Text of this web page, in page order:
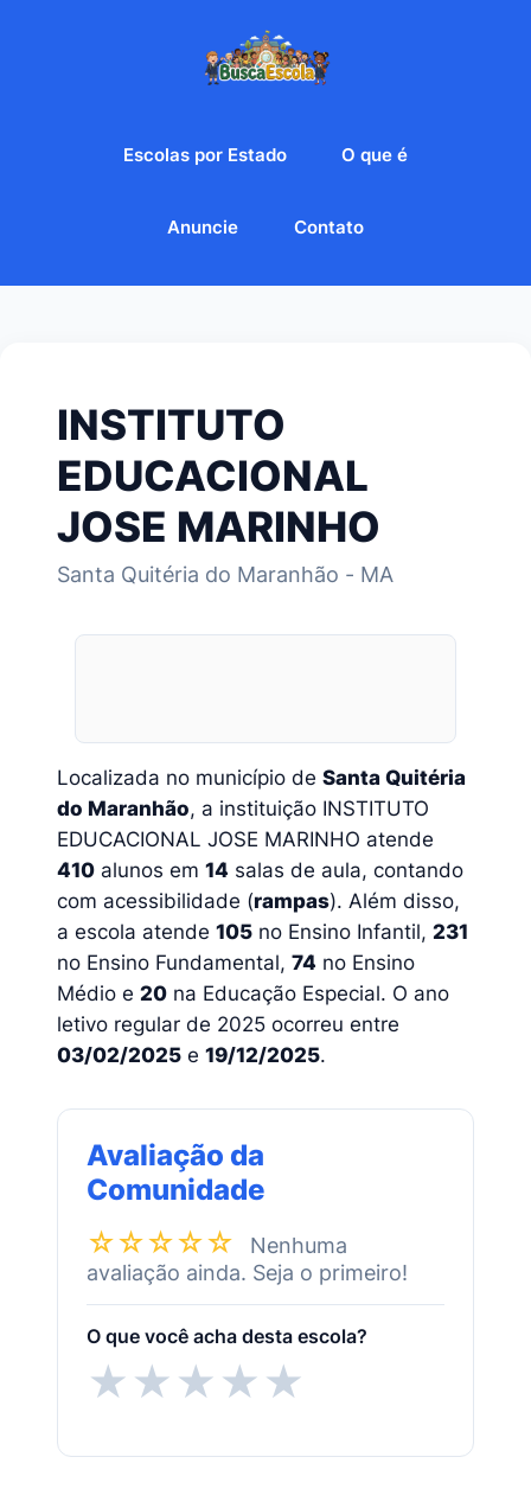
Escolas por Estado O que é
Anuncie Contato
INSTITUTO
EDUCACIONAL
JOSE MARINHO
Santa Quitéria do Maranhão - MA
Localizada no município de Santa Quitéria
do Maranhão, a instituição INSTITUTO
EDUCACIONAL JOSE MARINHO atende
410 alunos em 14 salas de aula, contando
com acessibilidade (rampas). Além disso,
a escola atende 105 no Ensino Infantil, 231
no Ensino Fundamental, 74 no Ensino
Médio e 20 na Educação Especial. O ano
letivo regular de 2025 ocorreu entre
03/02/2025 e 19/12/2025.
Avaliação da
Comunidade
☆☆☆☆☆
Nenhuma
avaliação ainda. Seja o primeiro!
O que você acha desta escola?
★★★★★